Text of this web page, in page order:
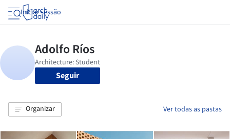
Iniciar sessão
Seguir
Organizar Ver todas as pastas